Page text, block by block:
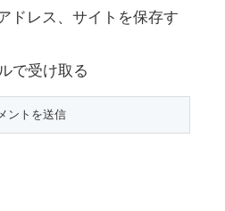
ドレス、サイトを保存す
で受け取る